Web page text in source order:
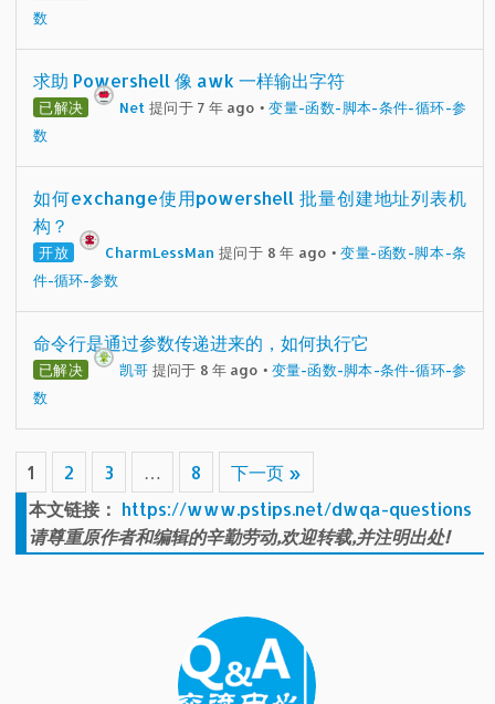
数
求助 Powershell 像 awk 一样输出字符
已解决 Net 提问于 7 年 ago •变量-函数-脚本-条件-循环-参
数
如何exchange使用powershell 批量创建地址列表机
构？
开放 CharmLessMan 提问于 8 年 ago •变量-函数-脚本-条
件-循环-参数
命令行是通过参数传递进来的，如何执行它
已解决 凯哥 提问于 8 年 ago • 变量-函数-脚本-条件-循环-参
数
1 2 3 … 8
下一页 »
本文链接： https://www.pstips.net/dwqa-questions
请尊重原作者和编辑的辛勤劳动,欢迎转载,并注明出处!